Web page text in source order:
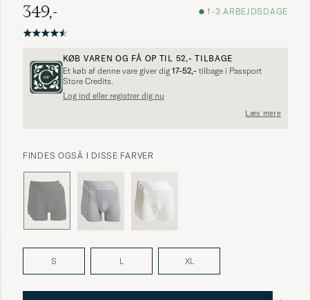
Flere alternativer?
UDFORSK LIGNENDE PRODUKTER
349,-
1-3 ARBEJDSDAGE
KØB VAREN OG FÅ OP TIL 52,- TILBAGE
Et køb af denne vare giver dig 17-52,- tilbage i Passport
Store Credits.
Log ind eller registrer dig nu
Læs mere
FINDES OGSÅ I DISSE FARVER
S L XL